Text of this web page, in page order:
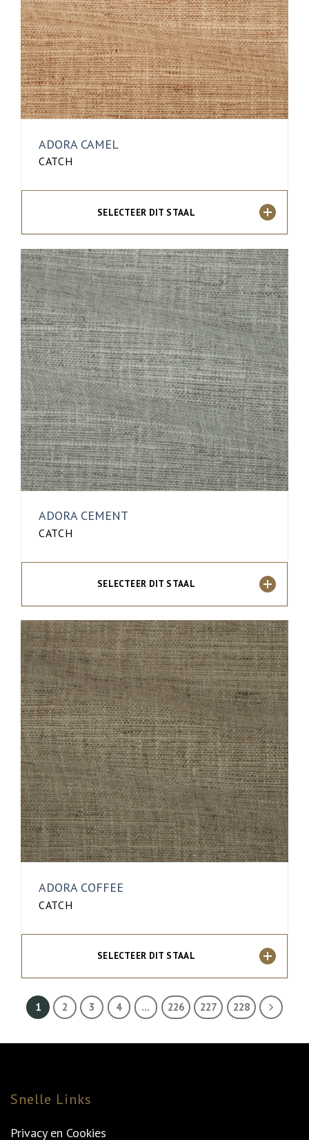
ADORA CAMEL
CATCH
SELECTEER DIT STAAL
ADORA CEMENT
CATCH
SELECTEER DIT STAAL
ADORA COFFEE
CATCH
SELECTEER DIT STAAL
1 2 3 4 … 226 227 228
Snelle Links
Privacy en Cookies